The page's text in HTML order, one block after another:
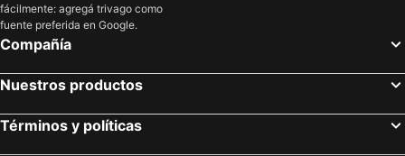
fácilmente: agregá trivago como
fuente preferida en Google.
Compañía
Nuestros productos
Términos y políticas